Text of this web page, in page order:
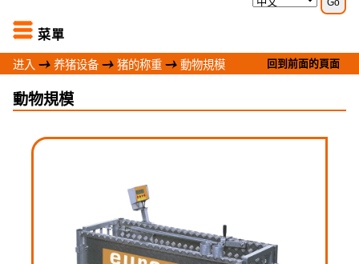
菜單
进入 养猪设备 猪的称重 動物規模 回到前面的頁面
動物規模